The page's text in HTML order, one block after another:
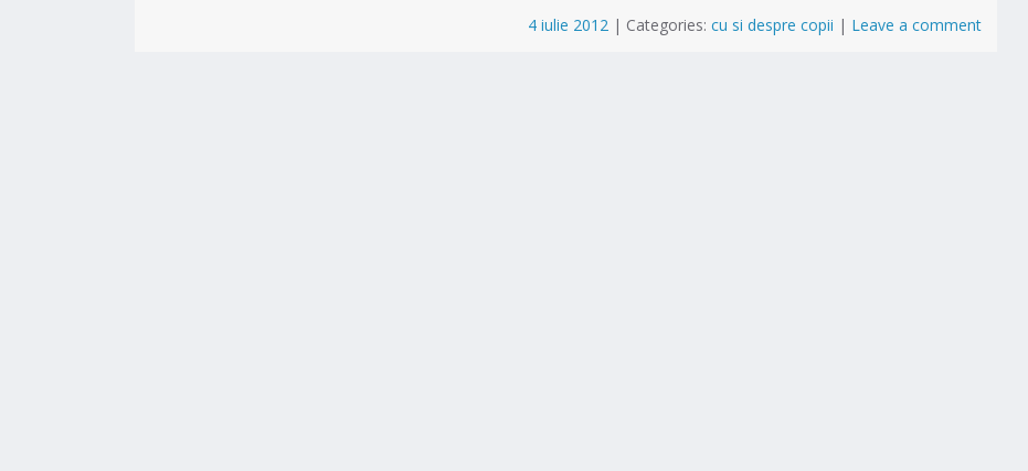
4 iulie 2012 | Categories: cu si despre copii | Leave a comment